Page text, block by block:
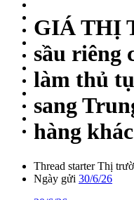
GIÁ THỊ
sầu riêng
làm thủ
sang
hàng
Thread starter Thị
Ngày gửi 30/6/26